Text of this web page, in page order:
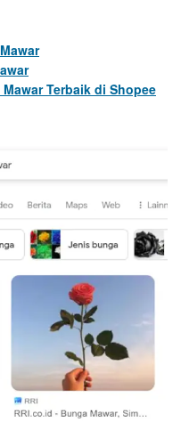
Terbaik di Shopee